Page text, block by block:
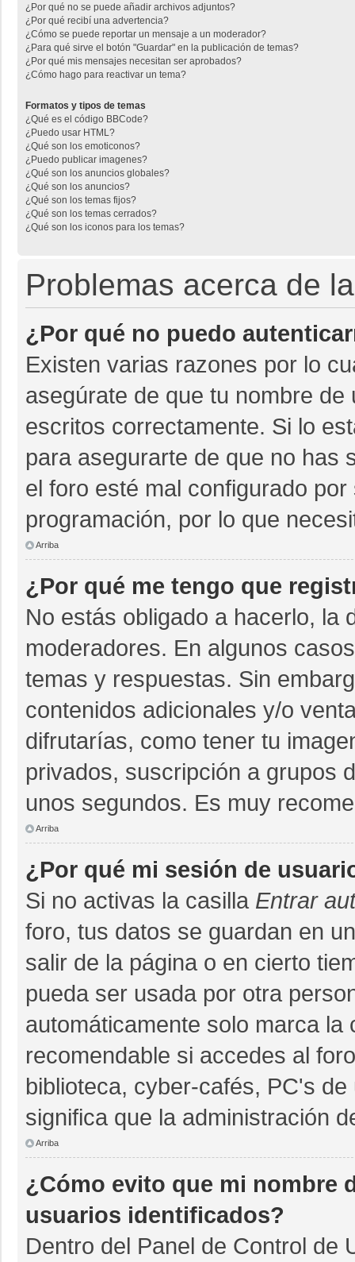
¿Por qué no se puede añadir archivos adjuntos?
¿Por qué recibí una advertencia?
¿Cómo se puede reportar un mensaje a un moderador?
¿Para qué sirve el botón "Guardar" en la publicación de temas?
¿Por qué mis mensajes necesitan ser aprobados?
¿Cómo hago para reactivar un tema?
Formatos y tipos de temas
¿Qué es el código BBCode?
¿Puedo usar HTML?
¿Qué son los emoticonos?
¿Puedo publicar imagenes?
¿Qué son los anuncios globales?
¿Qué son los anuncios?
¿Qué son los temas fijos?
¿Qué son los temas cerrados?
¿Qué son los iconos para los temas?
Problemas acerca de
¿Por qué no puedo
Existen varias razones por lo
asegúrate de que tu nombre
escritos correctamente. Si lo
para asegurarte de que no has
el foro esté mal configurado
programación, por lo que
Arriba
¿Por qué me tengo que
No estás obligado a hacerlo, la
moderadores. En algunos
temas y respuestas. Sin
contenidos adicionales y/o
difrutarías, como tener tu
privados, suscripción a grupos
unos segundos. Es muy
Arriba
¿Por qué mi sesión de
Si no activas la casilla Entrar
foro, tus datos se guardan en
salir de la página o en cierto
pueda ser usada por otra
automáticamente solo marca la
recomendable si accedes al
biblioteca, cyber-cafés, PC's
significa que la administración
Arriba
¿Cómo evito que mi nombre
usuarios identificados?
Dentro del Panel de Control de